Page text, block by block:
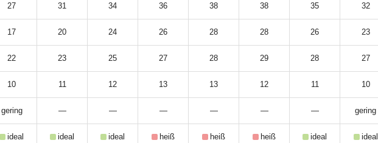
27 31 34 36 38 38 35 32
17 20 24 26 28 28 26 23
22 23 25 27 28 29 28 27
10 11 12 13 13 12 11 10
gering — — — — — — gering
ideal ideal ideal heiß heiß heiß ideal ideal